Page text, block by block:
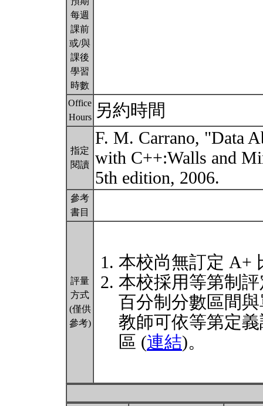
每週
課前
或/與
課後
學習
時數
Office
Hours
另約時間
指定
閱讀
F. M. Carrano, "Data
with C++:Walls and
5th edition, 2006.
參考
書目
評量
方式
(僅供
參考)
本校尚無訂定 A+
本校採用等第制
百分制分數區間
教師可依等第定
區 (連結)。